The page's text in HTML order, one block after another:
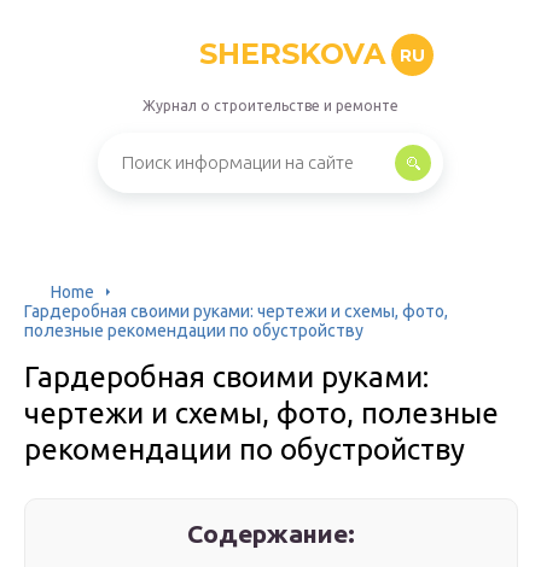
SHERSKOVA RU
Журнал о строительстве и ремонте
Home
Гардеробная своими руками: чертежи и схемы, фото,
полезные рекомендации по обустройству
Гардеробная своими руками:
чертежи и схемы, фото, полезные
рекомендации по обустройству
Содержание: